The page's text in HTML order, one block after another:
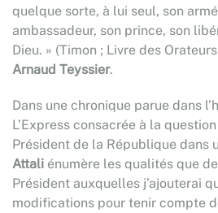
quelque sorte, à lui seul, son
ambassadeur, son prince, son
Dieu. » (Timon ; Livre des
Arnaud Teyssier.
Dans une chronique parue dans
L’Express consacrée à la
Président de la République dans
Attali énumère les qualités que
Président auxquelles j’ajouterai
modifications pour tenir compte